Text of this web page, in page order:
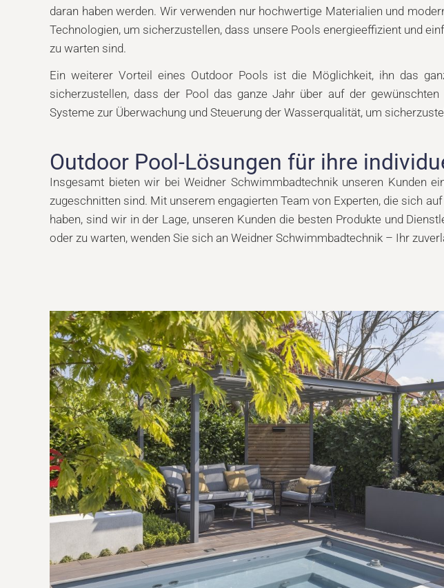
daran haben werden. Wir verwenden nur hochwertige Materialien und
Technologien, um sicherzustellen, dass unsere Pools energieeffizient und
zu warten sind.
Ein weiterer Vorteil eines Outdoor Pools ist die Möglichkeit, ihn das
sicherzustellen, dass der Pool das ganze Jahr über auf der
Systeme zur Überwachung und Steuerung der Wasserqualität, um
Outdoor Pool-Lösungen für ihre
Insgesamt bieten wir bei Weidner Schwimmbadtechnik unseren Kunden
zugeschnitten sind. Mit unserem engagierten Team von Experten, die sich
haben, sind wir in der Lage, unseren Kunden die besten Produkte und
oder zu warten, wenden Sie sich an Weidner Schwimmbadtechnik – Ihr